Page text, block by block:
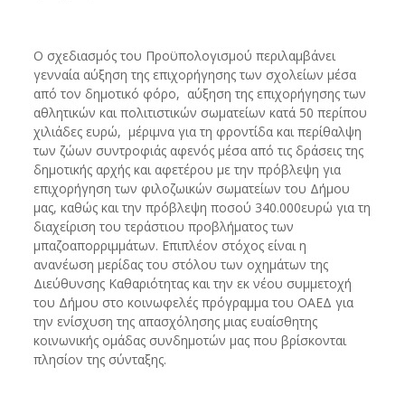
Ο σχεδιασμός του Προϋπολογισμού περιλαμβάνει
γενναία αύξηση της επιχορήγησης των σχολείων μέσα
από τον δημοτικό φόρο, αύξηση της επιχορήγησης των
αθλητικών και πολιτιστικών σωματείων κατά 50 περίπου
χιλιάδες ευρώ, μέριμνα για τη φροντίδα και περίθαλψη
των ζώων συντροφιάς αφενός μέσα από τις δράσεις της
δημοτικής αρχής και αφετέρου με την πρόβλεψη για
επιχορήγηση των φιλοζωικών σωματείων του Δήμου
μας, καθώς και την πρόβλεψη ποσού 340.000ευρώ για τη
διαχείριση του τεράστιου προβλήματος των
μπαζοαπορριμμάτων. Επιπλέον στόχος είναι η
ανανέωση μερίδας του στόλου των οχημάτων της
Διεύθυνσης Καθαριότητας και την εκ νέου συμμετοχή
του Δήμου στο κοινωφελές πρόγραμμα του ΟΑΕΔ για
την ενίσχυση της απασχόλησης μιας ευαίσθητης
κοινωνικής ομάδας συνδημοτών μας που βρίσκονται
πλησίον της σύνταξης.